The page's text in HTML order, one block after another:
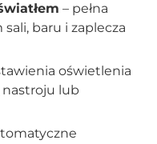
– pełna
baru i zaplecza
oświetlenia
lub